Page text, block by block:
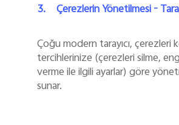
3. Çerezlerin Yönetilmesi -
Çoğu modern tarayıcı, çerezleri
tercihlerinize (çerezleri silme,
verme ile ilgili ayarlar) göre
sunar.